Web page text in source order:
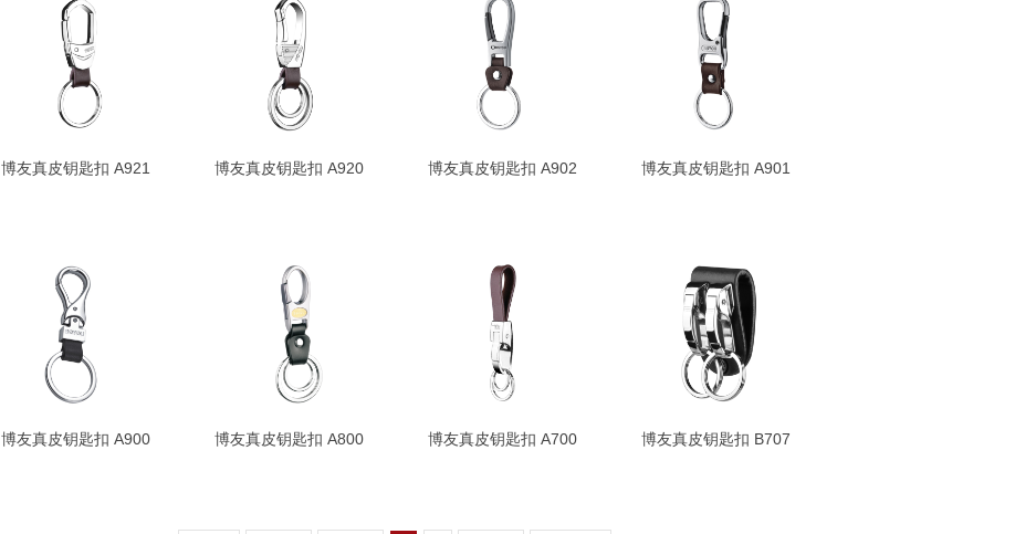
博友真皮钥匙扣 A921 博友真皮钥匙扣 A920 博友真皮钥匙扣 A902 博友真皮钥匙扣 A901
博友真皮钥匙扣 A900 博友真皮钥匙扣 A800 博友真皮钥匙扣 A700 博友真皮钥匙扣 B707